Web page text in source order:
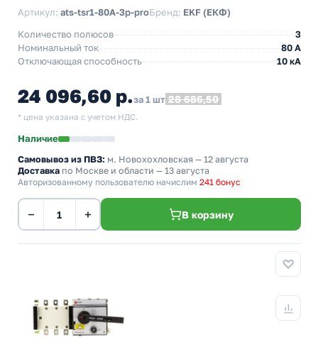
Артикул: ats-tsr1-80A-3p-proБренд: EKF (ЕКФ)
Количество полюсов
3
Номинальный ток
80 А
Отключающая способность
10 кА
24 096,60 р.за 1 шт 28 686,50
* цена указана с учетом НДС.
Наличие
Самовывоз из ПВЗ: м. Новохохловская — 12 августа
Доставка по Москве и области — 13 августа
Авторизованному пользователю начислим 241 бонус
− + В корзину